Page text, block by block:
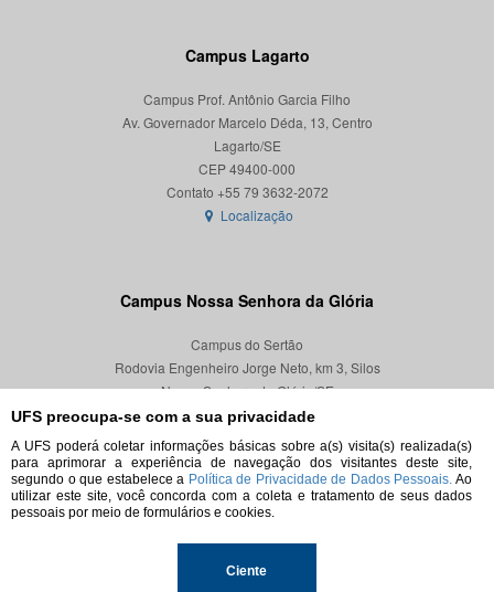
UFS preocupa-se com a sua privacidade
A UFS poderá coletar informações básicas sobre a(s) visita(s) realizada(s)
para aprimorar a experiência de navegação dos visitantes deste site,
segundo o que estabelece a Política de Privacidade de Dados Pessoais. Ao
utilizar este site, você concorda com a coleta e tratamento de seus dados
pessoais por meio de formulários e cookies.
Ciente
Campus Lagarto
Campus Prof. Antônio Garcia Filho
Av. Governador Marcelo Déda, 13, Centro
Lagarto/SE
CEP 49400-000
Localização
Campus Nossa Senhora da Glória
Campus do Sertão
Rodovia Engenheiro Jorge Neto, km 3, Silos
Nossa Senhora da Glória/SE
CEP 49680-000
Localização
© 2026. Todos os direitos reservados.